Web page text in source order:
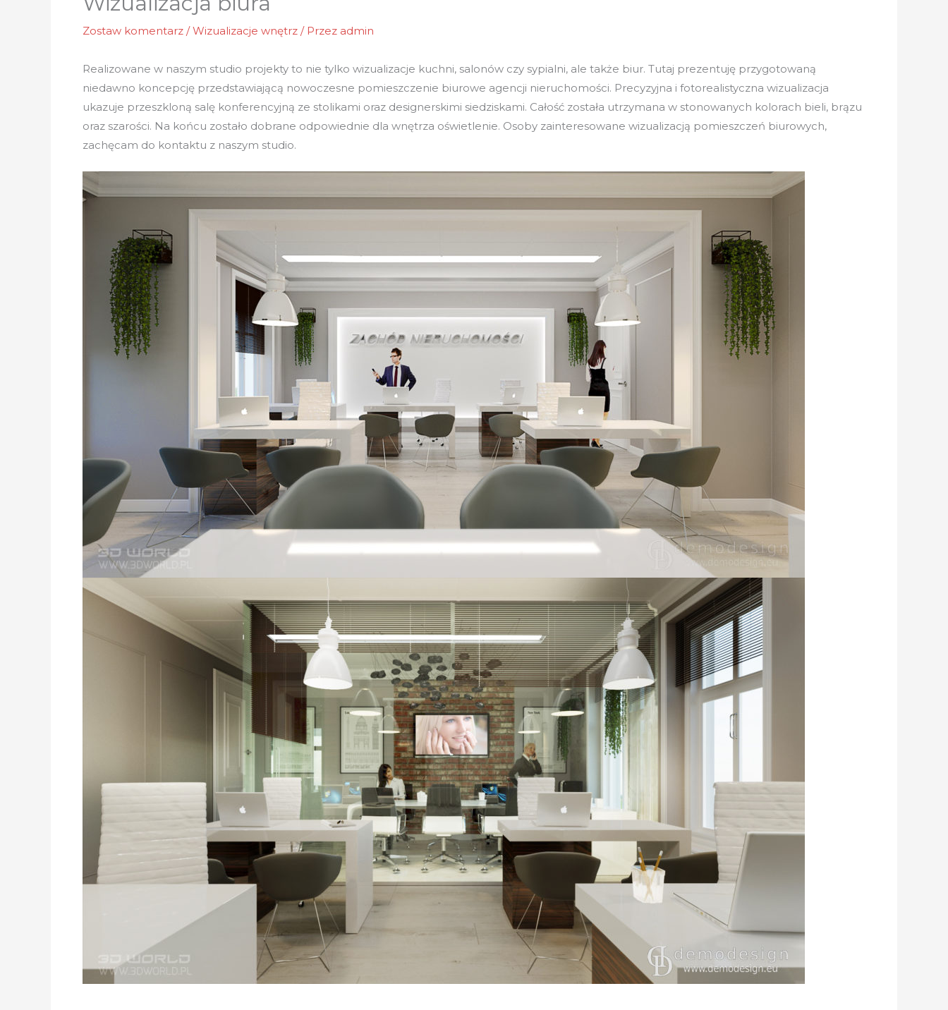
Zostaw komentarz /Wizualizacje wnętrz / Przez admin
Realizowane w naszym studio projekty to nie tylko wizualizacje kuchni, salonów czy sypialni, ale także biur. Tutaj prezentuję przygotowaną
niedawno koncepcję przedstawiającą nowoczesne pomieszczenie biurowe agencji nieruchomości. Precyzyjna i fotorealistyczna wizualizacja
ukazuje przeszkloną salę konferencyjną ze stolikami oraz designerskimi siedziskami. Całość została utrzymana w stonowanych kolorach bieli, brązu
oraz szarości. Na końcu zostało dobrane odpowiednie dla wnętrza oświetlenie. Osoby zainteresowane wizualizacją pomieszczeń biurowych,
zachęcam do kontaktu z naszym studio.